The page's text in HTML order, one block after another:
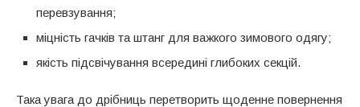
перевзування;
міцність гачків та штанг для важкого зимового одягу;
якість підсвічування всередині глибоких секцій.
Така увага до дрібниць перетворить щоденне повернення